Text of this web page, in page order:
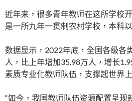
近年来，很多青年教师在这所学校
是一所九年一贯制农村学校，本科
数据显示，2022年底，全国各级各
人，比上年增加35.98万人，增长
素质专业化教师队伍，支撑起世界
“如今，我国教师队伍资源配置呈现